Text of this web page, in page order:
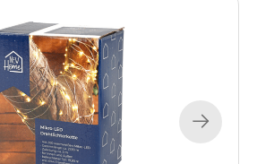
Next